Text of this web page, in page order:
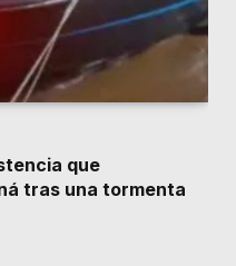
que
tras una tormenta